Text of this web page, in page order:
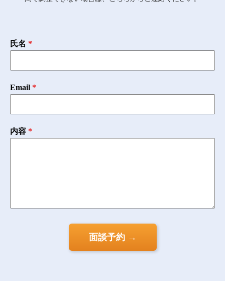
氏名 *
Email *
内容 *
面談予約 →